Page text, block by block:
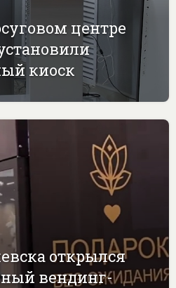
центре
киоск
открылся
вендинг-